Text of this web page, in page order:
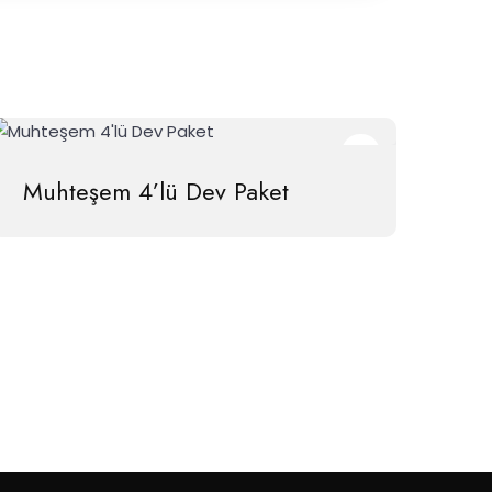
Muhteşem 4’lü Dev Paket